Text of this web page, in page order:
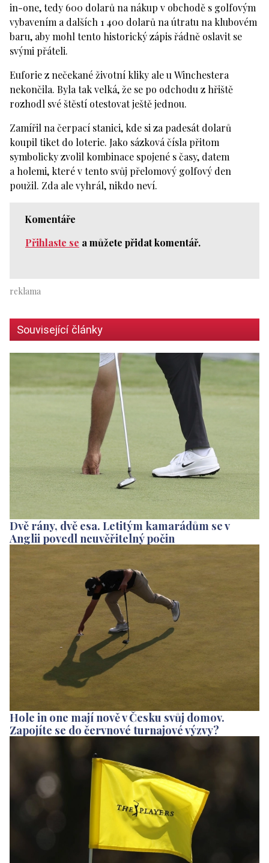
in-one, tedy 600 dolarů na nákup v obchodě s golfovým
vybavením a dalších 1 400 dolarů na útratu na klubovém
baru, aby mohl tento historický zápis řádně oslavit se
svými přáteli.
Euforie z nečekané životní kliky ale u Winchestera
nekončila. Byla tak velká, že se po odchodu z hřiště
rozhodl své štěstí otestovat ještě jednou.
Zamířil na čerpací stanici, kde si za padesát dolarů
koupil tiket do loterie. Jako sázková čísla přitom
symbolicky zvolil kombinace spojené s časy, datem
a holemi, které v tento svůj přelomový golfový den
použil. Zda ale vyhrál, nikdo neví.
Komentáře
Přihlaste se a můžete přidat komentář.
Související články
Dvě rány, dvě esa. Letitým kamarádům se v
Anglii povedl neuvěřitelný počin
Hole in one mají nově v Česku svůj domov.
Zapojíte se do červnové turnajové výzvy?